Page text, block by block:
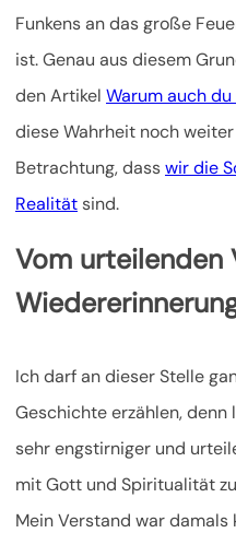
Funkens an das große
ist. Genau aus diesem
den Artikel Warum auch
diese Wahrheit noch
Betrachtung, dasswir die
Realitätsind.
Vom urteilenden
Ich darf an dieser Stelle
Geschichte erzählen,
sehr engstirniger und
mit Gott und Spiritualität
Mein Verstand war